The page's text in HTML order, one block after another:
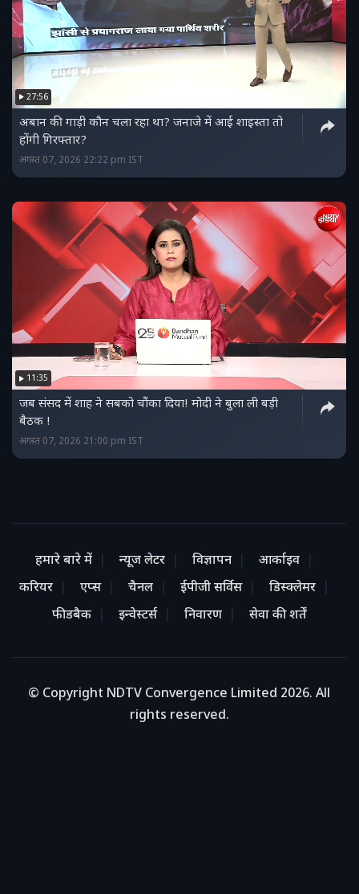
27:56
अबान की गाड़ी कौन चला रहा था? जनाजे में आई शाइस्ता तो
होंगी गिरफ्तार?
अगस्त 07, 2026 22:22 pm IST
11:35
जब संसद में शाह ने सबको चौंका दिया! मोदी ने बुला ली बड़ी
बैठक !
अगस्त 07, 2026 21:00 pm IST
हमारे बारे में न्यूज लेटर विज्ञापन
आर्काइव
करियर
एप्स चैनल ईपीजी सर्विस
डिस्क्लेमर
फीडबैक
इन्वेस्टर्स निवारण सेवा की शर्तें
© Copyright NDTV Convergence Limited 2026. All
rights reserved.